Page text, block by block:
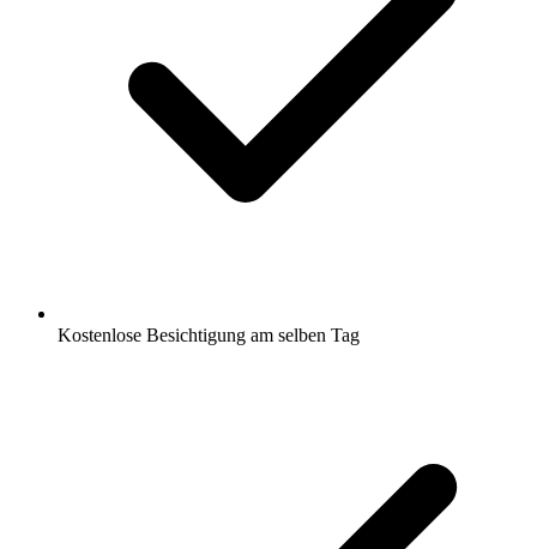
Kostenlose Besichtigung am selben Tag